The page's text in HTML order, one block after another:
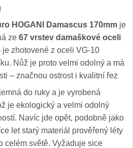
HOGANI Damascus 170mm je
ze 67 vrstev damaškové oceli
je zhotovené z oceli VG-10
Nůž je proto velmi odolný a má
– značnou ostrost i kvalitní řez
do ruky a je vyrobená
je ekologický a velmi odolný
Navíc jde opět, podobně jako
let starý materiál prověřený léty
celém světě. Vyžaduje sice